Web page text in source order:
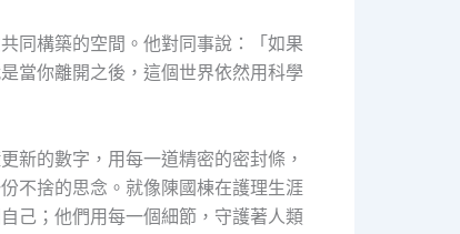
同構築的空間。他對同事說：「如果
當你離開之後，這個世界依然用科學
新的數字，用每一道精密的密封條，
不捨的思念。就像陳國棟在護理生涯
己；他們用每一個細節，守護著人類